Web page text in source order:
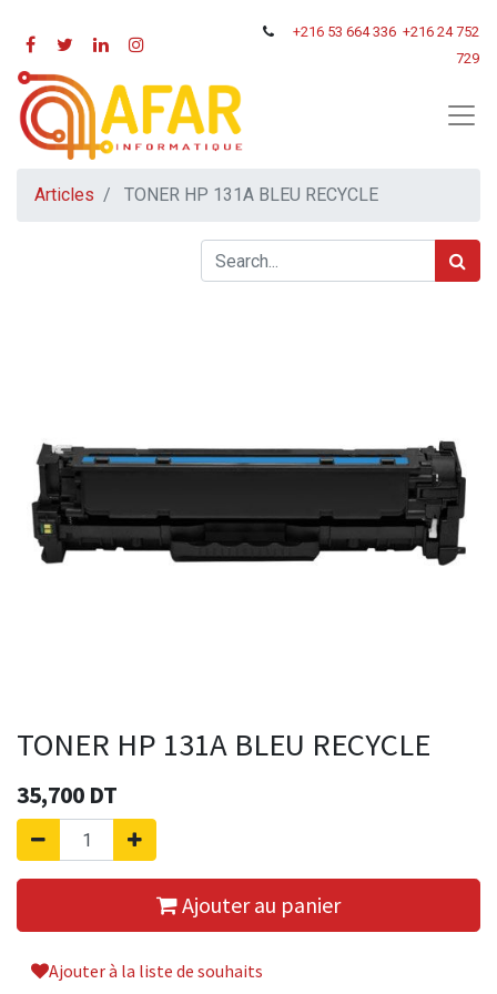
+216 53 664 336 +216 24 752
729
Articles TONER HP 131A BLEU RECYCLE
TONER HP 131A BLEU RECYCLE
35,700 DT
Ajouter au panier
Ajouter à la liste de souhaits